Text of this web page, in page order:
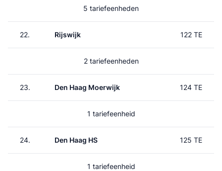
5 tariefeenheden
22. Rijswijk 122 TE
2 tariefeenheden
23. Den Haag Moerwijk 124 TE
1 tariefeenheid
24. Den Haag HS 125 TE
1 tariefeenheid